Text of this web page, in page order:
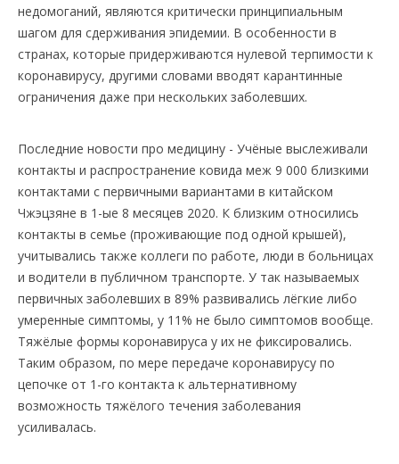
недомоганий, являются критически принципиальным
шагом для сдерживания эпидемии. В особенности в
странах, которые придерживаются нулевой терпимости к
коронавирусу, другими словами вводят карантинные
ограничения даже при нескольких заболевших.
Последние новости про медицину - Учёные выслеживали
контакты и распространение ковида меж 9 000 близкими
контактами с первичными вариантами в китайском
Чжэцзяне в 1-ые 8 месяцев 2020. К близким относились
контакты в семье (проживающие под одной крышей),
учитывались также коллеги по работе, люди в больницах
и водители в публичном транспорте. У так называемых
первичных заболевших в 89% развивались лёгкие либо
умеренные симптомы, у 11% не было симптомов вообще.
Тяжёлые формы коронавируса у их не фиксировались.
Таким образом, по мере передаче коронавирусу по
цепочке от 1-го контакта к альтернативному
возможность тяжёлого течения заболевания
усиливалась.